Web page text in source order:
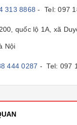
313 8868- Tel: 097
quốc lộ 1A, xã
Nội
444 0287 - Tel: 097